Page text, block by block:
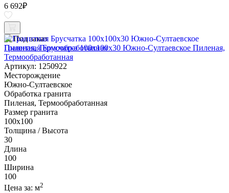
6 692₽
Под заказ
Гранитная Брусчатка 100х100x30 Южно-Султаевское Пиленая,
Термообработанная
Артикул: 1250922
Месторождение
Южно-Султаевское
Обработка гранита
Пиленая, Термообработанная
Размер гранита
100х100
Толщина / Высота
30
Длина
100
Ширина
100
Цена за: м2